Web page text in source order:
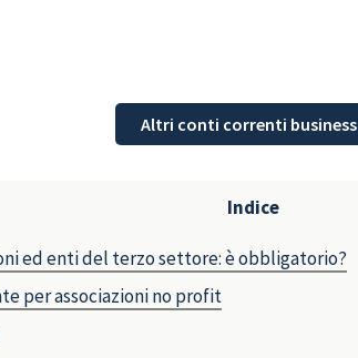
Altri conti correnti business
Indice
ed enti del terzo settore: è obbligatorio?
per associazioni no profit